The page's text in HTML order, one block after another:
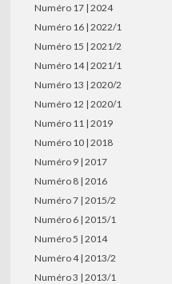
Numéro 17 | 2024
Numéro 16 | 2022/1
Numéro 15 | 2021/2
Numéro 14 | 2021/1
Numéro 13 | 2020/2
Numéro 12 | 2020/1
Numéro 11 | 2019
Numéro 10 | 2018
Numéro 9 | 2017
Numéro 8 | 2016
Numéro 7 | 2015/2
Numéro 6 | 2015/1
Numéro 5 | 2014
Numéro 4 | 2013/2
Numéro 3 | 2013/1